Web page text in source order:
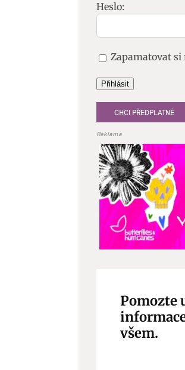
Heslo:
Zapamatovat si
Přihlásit
CHCI PŘEDPLATNÉ
Reklama
Pomozte
všem.